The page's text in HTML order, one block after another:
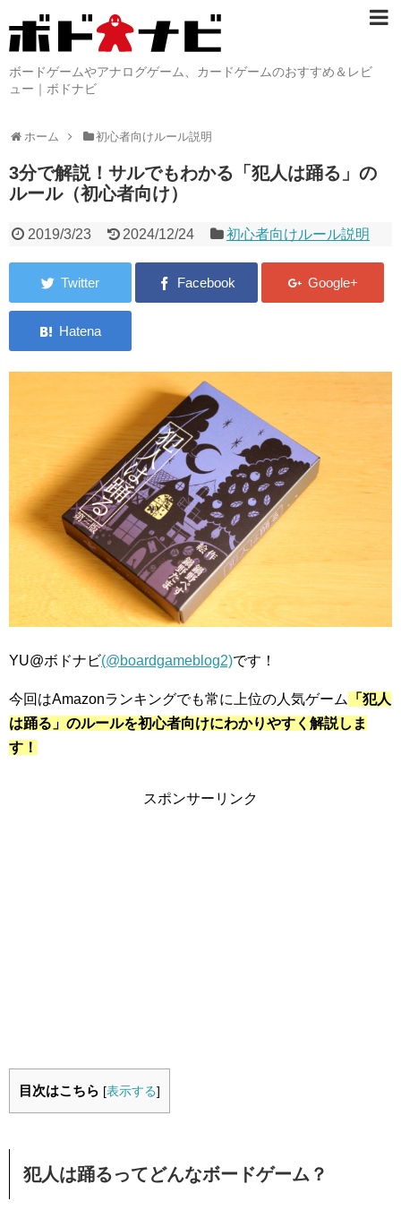
ボードゲームやアナログゲーム、カードゲームのおすすめ＆レビ
ュー｜ボドナビ
ホーム 初心者向けルール説明
3分で解説！サルでもわかる「犯人は踊る」の
ルール（初心者向け）
2019/3/23 2024/12/24 初心者向けルール説明
YU@ボドナビ(@boardgameblog2)です！
今回はAmazonランキングでも常に上位の人気ゲーム
「犯人
は踊る」のルールを初心者向けにわかりやすく解説しま
す！
スポンサーリンク
目次はこちら [表示する]
犯人は踊るってどんなボードゲーム？